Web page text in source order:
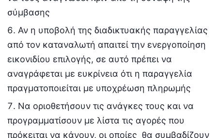
σύμβασης
Αν η υποβολή της διαδικτυακής παραγγελίας
από τον καταναλωτή απαιτεί την ενεργοποίηση
εικονιδίου επιλογής, σε αυτό πρέπει να
αναγράφεται με ευκρίνεια ότι η παραγγελία
πραγματοποιείται με υποχρέωση πληρωμής
Να οριοθετήσουν τις ανάγκες τους και να
προγραμματίσουν με λίστα τις αγορές που
πρόκειται να κάνουν, οι οποίες θα συμβαδίζουν